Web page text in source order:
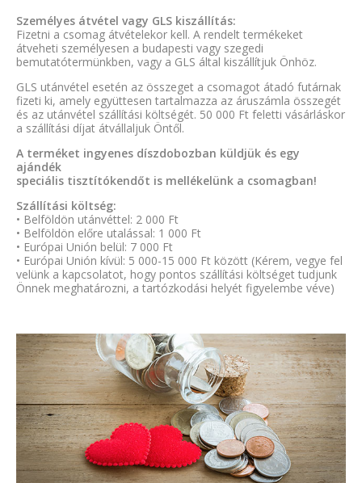
Személyes átvétel vagy GLS kiszállítás:
Fizetni a csomag átvételekor kell. A rendelt termékeket
átveheti személyesen a budapesti vagy szegedi
bemutatótermünkben, vagy a GLS által kiszállítjuk Önhöz.
GLS utánvétel esetén az összeget a csomagot átadó futárnak
fizeti ki, amely együttesen tartalmazza az áruszámla összegét
és az utánvétel szállítási költségét. 50 000 Ft feletti vásárláskor
a szállítási díjat átvállaljuk Öntől.
A terméket ingyenes díszdobozban küldjük és egy
ajándék
speciális tisztítókendőt is mellékelünk a csomagban!
Szállítási költség:
• Belföldön utánvéttel: 2 000 Ft
• Belföldön előre utalással: 1 000 Ft
• Európai Unión belül: 7 000 Ft
• Európai Unión kívül: 5 000-15 000 Ft között (Kérem, vegye fel
velünk a kapcsolatot, hogy pontos szállítási költséget tudjunk
Önnek meghatározni, a tartózkodási helyét figyelembe véve)